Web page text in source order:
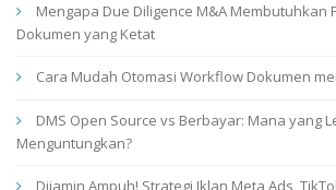
Mengapa Due Diligence M&A Membutuhkan
Dokumen yang Ketat
Cara Mudah Otomasi Workflow Dokumen
DMS Open Source vs Berbayar: Mana yang
Menguntungkan?
Dijamin Ampuh! Strategi Iklan Meta Ads,